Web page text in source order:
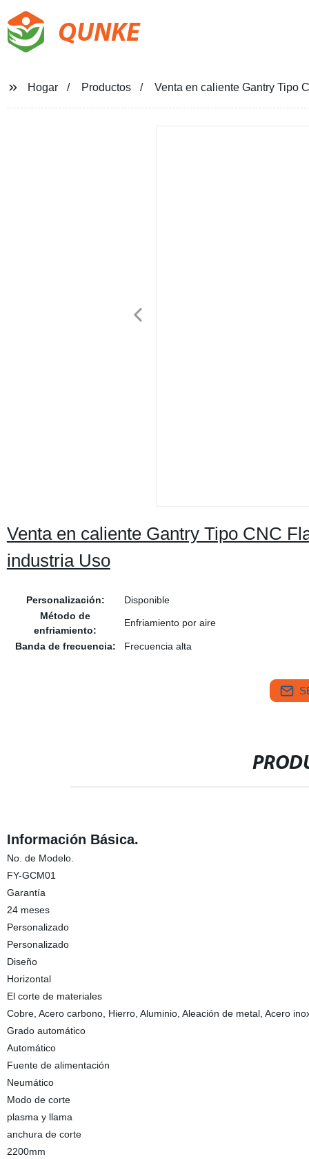
QUNKE
Hogar Productos Venta en caliente Gantry Tipo
Venta en caliente Gantry Tipo CNC
industria Uso
Personalización:
Disponible
Método de
enfriamiento:
Enfriamiento por aire
Banda de frecuencia: Frecuencia alta
Información Básica.
No. de Modelo.
FY-GCM01
Garantía
24 meses
Personalizado
Personalizado
Diseño
Horizontal
El corte de materiales
Cobre, Acero carbono, Hierro, Aluminio, Aleación de metal, Acero
Grado automático
Automático
Fuente de alimentación
Neumático
Modo de corte
plasma y llama
anchura de corte
2200mm